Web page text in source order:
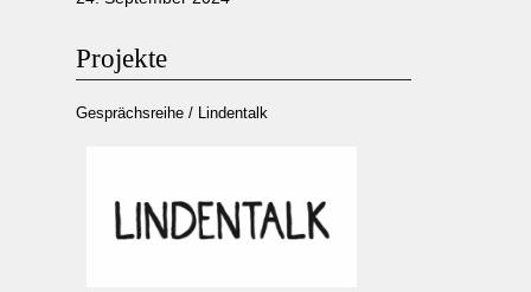
Projekte
Gesprächsreihe / Lindentalk